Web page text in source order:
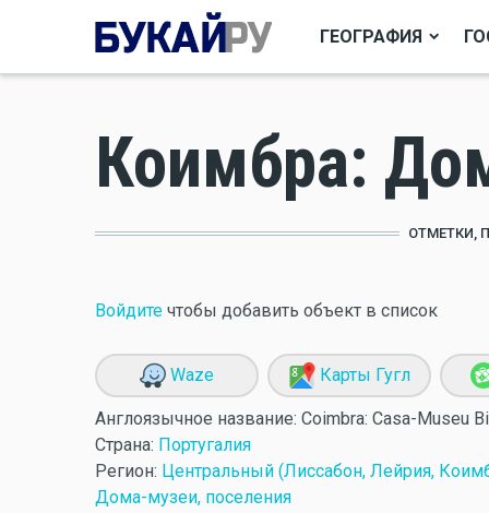
ГЕОГРАФИЯ
Коимбра:
ОТМЕТКИ,
Войдите чтобы добавить объект в список
Waze Карты Гугл
Англоязычное название: Coimbra: Casa-Museu
Страна: Португалия
Регион: Центральный (Лиссабон, Лейрия,
Дома-музеи, поселения